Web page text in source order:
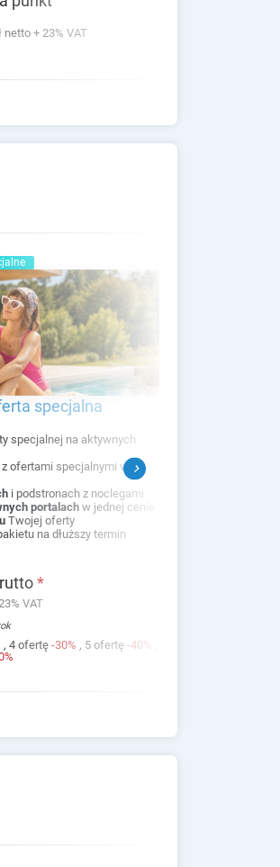
netto + 23% VAT
specjalna
specjalnej na aktywnych
ofertami specjalnymi w
i podstronach z noclegami
portalachw jednej cenie
Twojej oferty
na dłuższy termin
*
VAT
, 4 ofertę-30% , 5 ofertę-40%
chevron_right